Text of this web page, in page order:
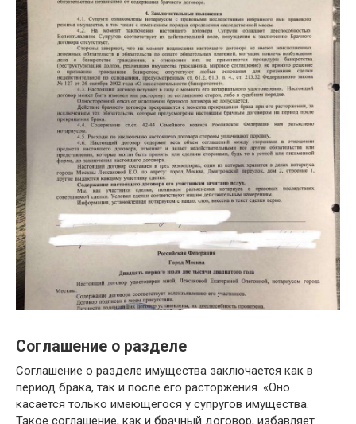
Соглашение о разделе
Соглашение о разделе имущества заключается как в
период брака, так и после его расторжения. «Оно
касается только имеющегося у супругов имущества.
Такое соглашение, как и брачный договор, избавляет